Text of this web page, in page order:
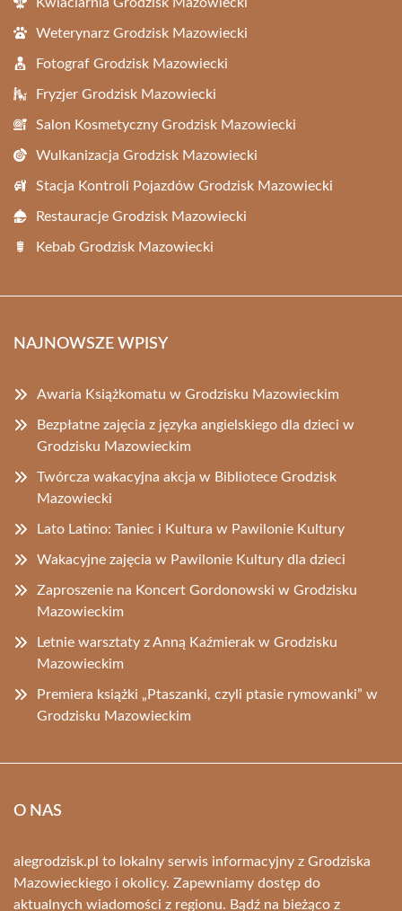
Weterynarz Grodzisk Mazowiecki
Fotograf Grodzisk Mazowiecki
Fryzjer Grodzisk Mazowiecki
Salon Kosmetyczny Grodzisk Mazowiecki
Wulkanizacja Grodzisk Mazowiecki
Stacja Kontroli Pojazdów Grodzisk Mazowiecki
Restauracje Grodzisk Mazowiecki
Kebab Grodzisk Mazowiecki
NAJNOWSZE WPISY
Awaria Książkomatu w Grodzisku Mazowieckim
Bezpłatne zajęcia z języka angielskiego dla dzieci w
Grodzisku Mazowieckim
Twórcza wakacyjna akcja w Bibliotece Grodzisk
Mazowiecki
Lato Latino: Taniec i Kultura w Pawilonie Kultury
Wakacyjne zajęcia w Pawilonie Kultury dla dzieci
Zaproszenie na Koncert Gordonowski w Grodzisku
Mazowieckim
Letnie warsztaty z Anną Kaźmierak w Grodzisku
Mazowieckim
Premiera książki „Ptaszanki, czyli ptasie rymowanki” w
Grodzisku Mazowieckim
O NAS
alegrodzisk.pl to lokalny serwis informacyjny z Grodziska
Mazowieckiego i okolicy. Zapewniamy dostęp do
aktualnych wiadomości z regionu. Bądź na bieżąco z